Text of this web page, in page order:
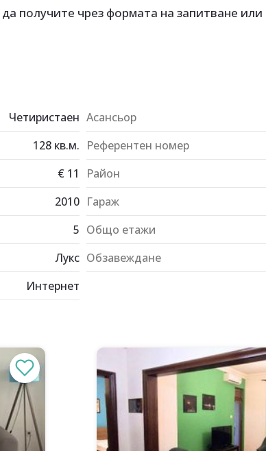
получите чрез формата на запитване или
Четиристаен
128 кв.м.
€ 11
2010
5
Лукс
Интернет
Асансьор
Референтен номер
Район
Гараж
Общо етажи
Обзавеждане